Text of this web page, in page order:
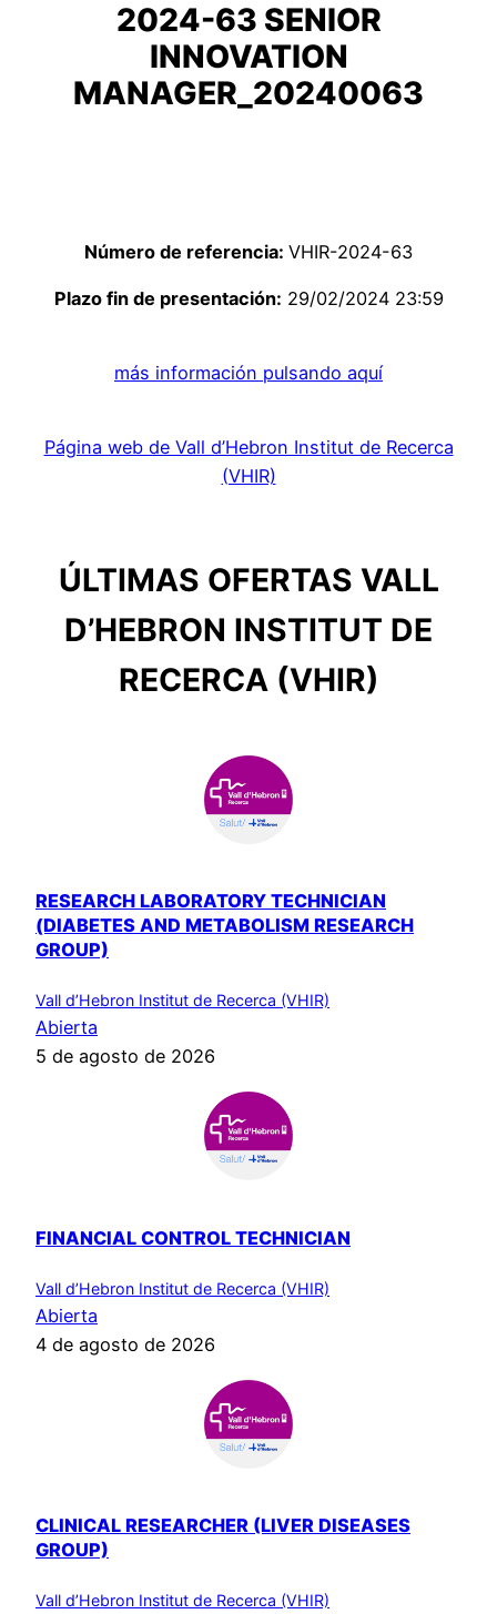
2024-63 SENIOR
INNOVATION
MANAGER_20240063
Número de referencia: VHIR-2024-63
Plazo fin de presentación: 29/02/2024 23:59
más información pulsando aquí
Página web de Vall d’Hebron Institut de Recerca
(VHIR)
ÚLTIMAS OFERTAS VALL
D’HEBRON INSTITUT DE
RECERCA (VHIR)
RESEARCH LABORATORY TECHNICIAN
(DIABETES AND METABOLISM RESEARCH
GROUP)
Vall d’Hebron Institut de Recerca (VHIR)
Abierta
5 de agosto de 2026
FINANCIAL CONTROL TECHNICIAN
Vall d’Hebron Institut de Recerca (VHIR)
Abierta
4 de agosto de 2026
CLINICAL RESEARCHER (LIVER DISEASES
GROUP)
Vall d’Hebron Institut de Recerca (VHIR)